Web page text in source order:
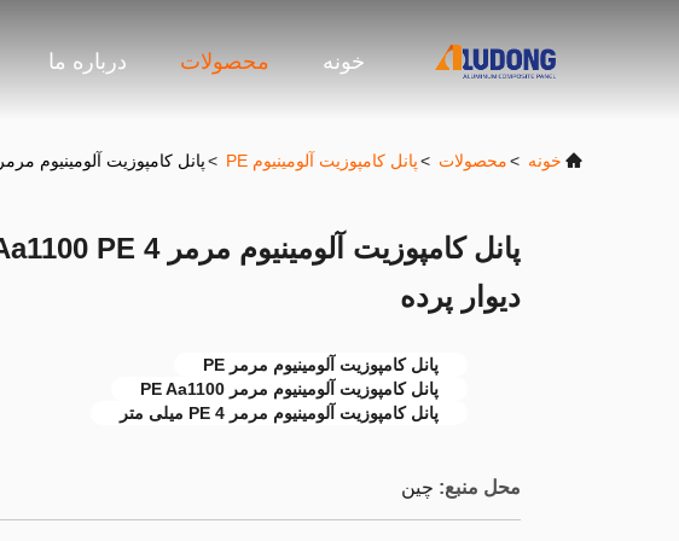
خونه محصولات درباره ما
خونه >محصولات >پانل کامپوزیت آلومینیوم PE >پانل کامپوزیت آلومینیوم مرمر Aa1100 PE 4 میلی متر برای دیوار پرده
دیوار پرده
پانل کامپوزیت آلومینیوم مرمر PE
پانل کامپوزیت آلومینیوم مرمر PE Aa1100
پانل کامپوزیت آلومینیوم مرمر PE 4 میلی متر
محل منبع: چین